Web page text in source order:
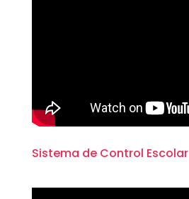
Sistema de Control Escolar